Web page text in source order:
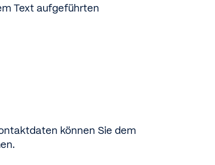
Text aufgeführten
können Sie dem